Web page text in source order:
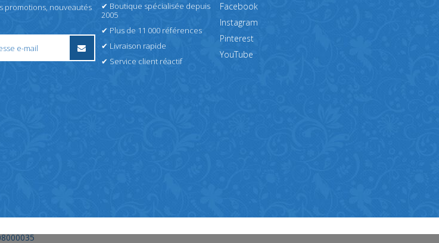
promotions, nouveautés
✔ Boutique spécialisée depuis
2005
✔ Plus de 11 000 références
✔ Livraison rapide
✔ Service client réactif
Facebook
Instagram
Pinterest
YouTube